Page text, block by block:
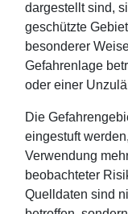
dargestellt sind,
geschützte
besonderer
Gefahrenlage
oder einer
Die
eingestuft
Verwendung
beobachteter
Quelldaten sind